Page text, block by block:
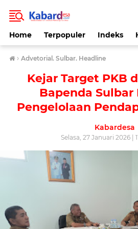
Home Terpopuler Indeks
› Advetorial. Sulbar. Headline
Kejar Target PKB
Bapenda Sulbar
Pengelolaan
Kabardesa
Selasa, 27 Januari 2026 |